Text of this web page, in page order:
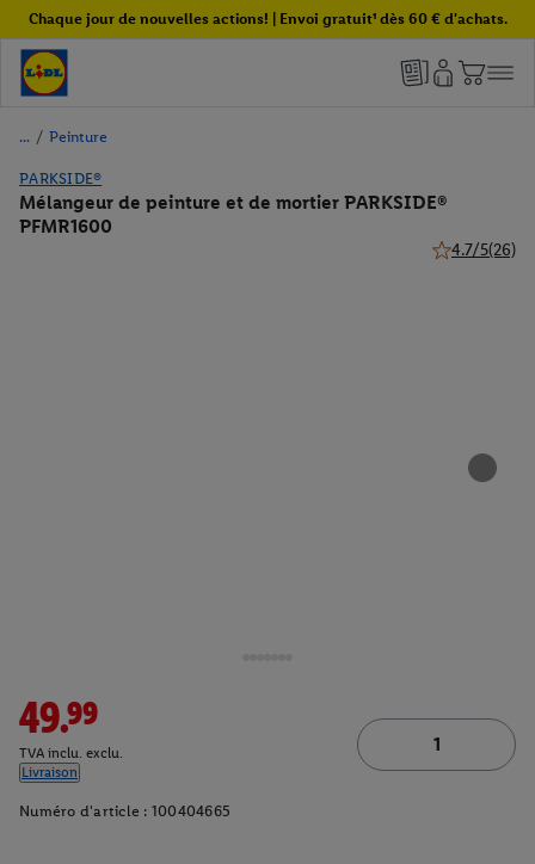
Chaque jour de nouvelles actions! | Envoi gratuit¹ dès 60 € d'achats.
/ Peinture
PARKSIDE®
Mélangeur de peinture et de mortier PARKSIDE®
PFMR1600
4.7/5(26)
49.99
TVA inclu. exclu.
Livraison
Numéro d'article : 100404665